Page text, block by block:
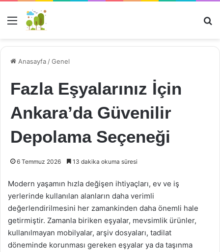
Menü
Anasayfa /Genel
Fazla Eşyalarınız İçin
Ankara’da Güvenilir
Depolama Seçeneği
6 Temmuz 2026 13 dakika okuma süresi
Modern yaşamın hızla değişen ihtiyaçları, ev ve iş
yerlerinde kullanılan alanların daha verimli
değerlendirilmesini her zamankinden daha önemli hale
getirmiştir. Zamanla biriken eşyalar, mevsimlik ürünler,
kullanılmayan mobilyalar, arşiv dosyaları, tadilat
döneminde korunması gereken eşyalar ya da taşınma